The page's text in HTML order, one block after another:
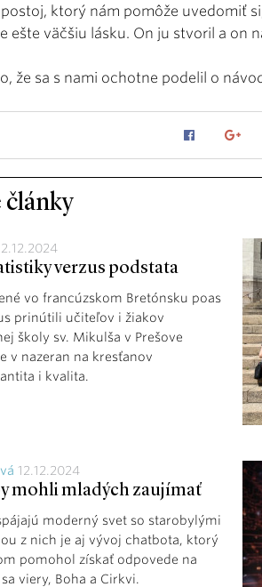
ktorý nám pomôže uvedomiť
ešte väčšiu lásku. On ju stvoril a on
že sa s nami ochotne podelil o
články
verzus podstata
vo francúzskom Bretónsku poas
prinútili učiteľov i žiakov
školy sv. Mikulša v Prešove
v nazeran na kresťanov
i kvalita.
12.12.2024
mohli mladých zaujímať
moderný svet so starobylými
z nich je aj vývoj chatbota, ktorý
pomohol získať odpovede na
viery, Boha a Cirkvi.